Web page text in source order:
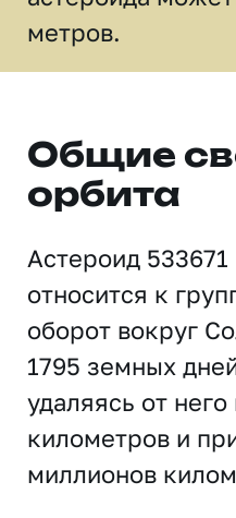
метров.
Общие
орбита
Астероид
относится к
оборот вокруг
1795 земных
удаляясь от
километров и
миллионов